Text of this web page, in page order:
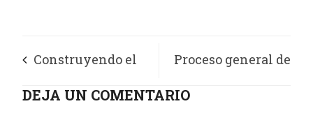
Construyendo el
futuro de la salud
Proceso general de
convalidación de
DEJA UN COMENTARIO